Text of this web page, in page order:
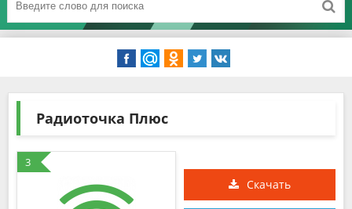
Радиоточка Плюс
3
Скачать